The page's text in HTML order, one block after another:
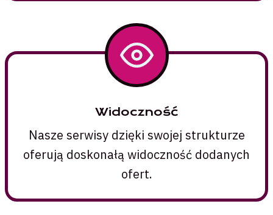
Widoczność
Nasze serwisy dzięki swojej strukturze
oferują doskonałą widoczność dodanych
ofert.